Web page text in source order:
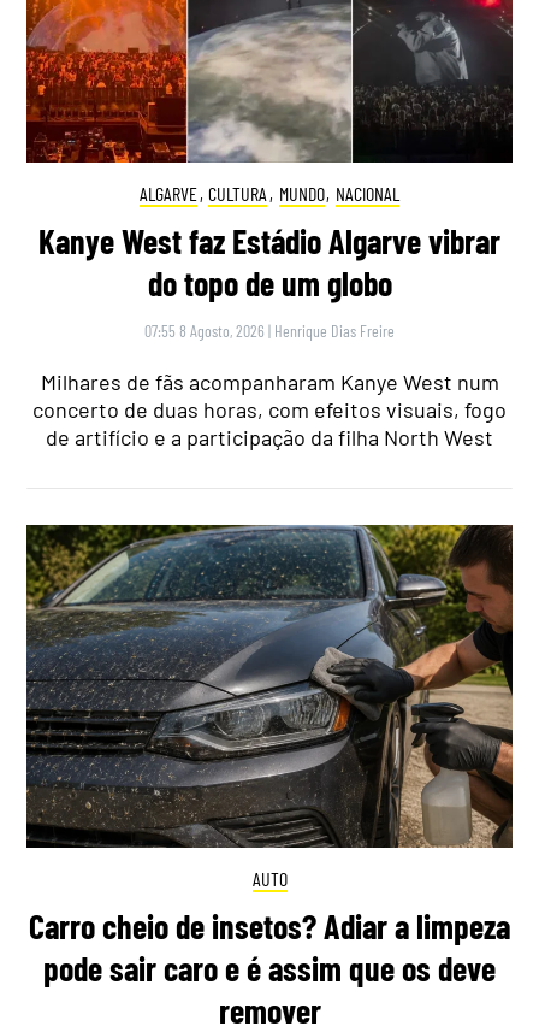
ALGARVE, CULTURA , MUNDO, NACIONAL
Kanye West faz Estádio Algarve vibrar
do topo de um globo
07:55 8 Agosto, 2026 | Henrique Dias Freire
Milhares de fãs acompanharam Kanye West num
concerto de duas horas, com efeitos visuais, fogo
de artifício e a participação da filha North West
AUTO
Carro cheio de insetos? Adiar a limpeza
pode sair caro e é assim que os deve
remover